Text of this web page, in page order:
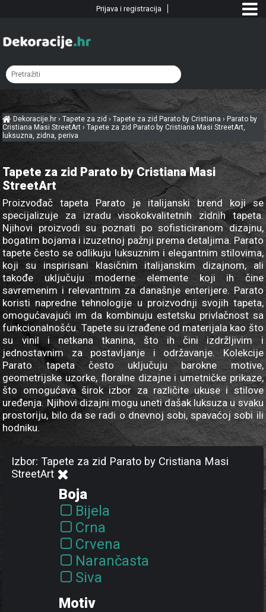
Dekoracije.hr›Tapete za zid ›Tapete za zid Parato by Cristiana › Parato by
Cristiana Masi StreetArt ›Tapete za zid Parato by Cristiana Masi StreetArt,
luksuzna, zidna, periva
Tapete za zid Parato by Cristiana Masi
StreetArt
Proizvođač tapeta Parato je italijanski brend koji se
specijalizuje za izradu visokokvalitetnih zidnih tapeta.
Njihovi proizvodi su poznati po sofisticiranom dizajnu,
bogatim bojama i izuzetnoj pažnji prema detaljima. Parato
tapete često se odlikuju luksuznim i elegantnim stilovima,
koji su inspirisani klasičnim italijanskim dizajnom, ali
takođe uključuju moderne elemente koji ih čine
savremenim i relevantnim za današnje enterijere. Parato
koristi napredne tehnologije u proizvodnji svojih tapeta,
omogućavajući im da kombinuju estetsku privlačnost sa
funkcionalnošću. Tapete su izrađene od materijala kao što
su vinil i netkana tkanina, što ih čini izdržljivim i
jednostavnim za postavljanje i održavanje. Kolekcije
Parato tapeta često uključuju barokne motive,
geometrijske uzorke, floralne dizajne i umetničke prikaze,
što omogućava širok izbor za različite ukuse i stilove
uređenja. Njihovi dizajni mogu uneti dašak luksuza u svaku
prostoriju, bilo da se radi o dnevnoj sobi, spavaćoj sobi ili
hodniku.
Izbor: Tapete za zid Parato by Cristiana Masi
StreetArt
Boja
Bijela
Crna
Crvena
Narančasta
Siva
Zlatna
Motiv
Prijava i registracija